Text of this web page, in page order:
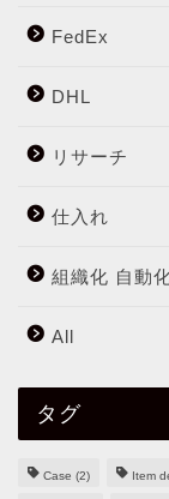
FedEx
DHL
リサーチ
仕入れ
組織化 自動
All
タグ
Case (2) Item